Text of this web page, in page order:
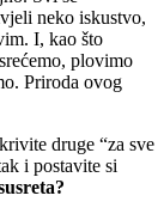
neko iskustvo,
I, kao što
plovimo
Priroda ovog
druge “za sve
i postavite si